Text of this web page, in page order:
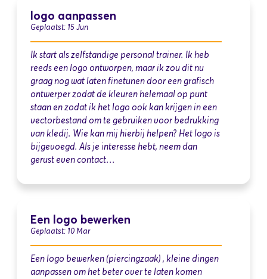
logo aanpassen
Geplaatst: 15 Jun
Ik start als zelfstandige personal trainer. Ik heb
reeds een logo ontworpen, maar ik zou dit nu
graag nog wat laten finetunen door een grafisch
ontwerper zodat de kleuren helemaal op punt
staan en zodat ik het logo ook kan krijgen in een
vectorbestand om te gebruiken voor bedrukking
van kledij. Wie kan mij hierbij helpen? Het logo is
bijgevoegd. Als je interesse hebt, neem dan
gerust even contact…
Een logo bewerken
Geplaatst: 10 Mar
Een logo bewerken (piercingzaak) , kleine dingen
aanpassen om het beter over te laten komen